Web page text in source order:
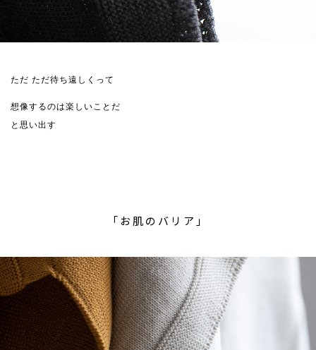
ただ ただ待ち遠しくって
想像するのは楽しいことだ
と思い出す
「お肌のバリア」